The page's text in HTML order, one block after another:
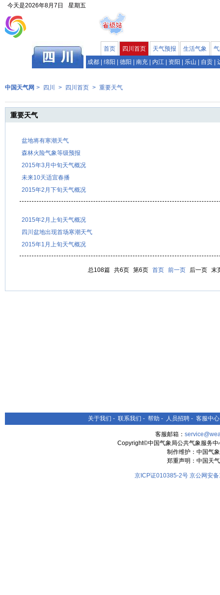
今天是2026年8月7日 星期五
首页 四川首页 天气预报 生活气象
成都
绵阳 德阳 南充 内江 资阳 乐山 自贡
中国天气网 > 四川 > 四川首页 > 重要天气
重要天气
盆地将有寒潮天气
森林火险气象等级预报
2015年3月中旬天气概况
未来10天适宜春播
2015年2月下旬天气概况
2015年2月上旬天气概况
四川盆地出现首场寒潮天气
2015年1月上旬天气概况
总108篇 共6页 第6页 首页 前一页 后一页 末
关于我们 - 联系我们 - 帮助 - 人员招聘 - 客服中心
客服邮箱：
Copyright©中国气象局公共气象服务
制作维护：中国气
郑重声明：中国天
京ICP证010385-2号 京公网安